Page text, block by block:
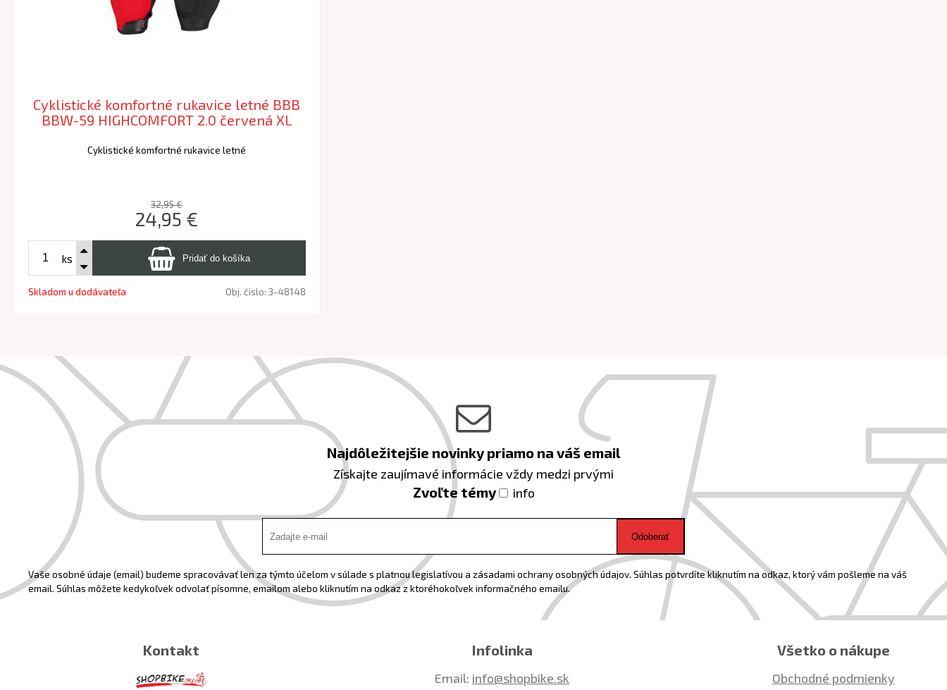
Cyklistické komfortné rukavice letné BBB
BBW-59 HIGHCOMFORT 2.0 červená XL
Cyklistické komfortné rukavice letné
32,95 €
24,95 €
ks
Skladom u dodávateľa Obj. čislo: 3-48148
Najdôležitejšie novinky priamo na váš email
Získajte zaujímavé informácie vždy medzi prvými
Zvoľte témy info
Odoberať
Vaše osobné údaje (email) budeme spracovávať len za týmto účelom v súlade s platnou legislatívou a zásadami ochrany osobných údajov. Súhlas potvrdíte kliknutím na odkaz, ktorý vám pošleme na váš
email. Súhlas môžete kedykoľvek odvolať písomne, emailom alebo kliknutím na odkaz z ktoréhokoľvek informačného emailu.
Kontakt Infolinka
Email: info@shopbike.sk
Všetko o nákupe
Obchodné podmienky